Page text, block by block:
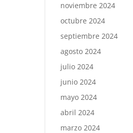
noviembre 2024
octubre 2024
septiembre 2024
agosto 2024
julio 2024
junio 2024
mayo 2024
abril 2024
marzo 2024